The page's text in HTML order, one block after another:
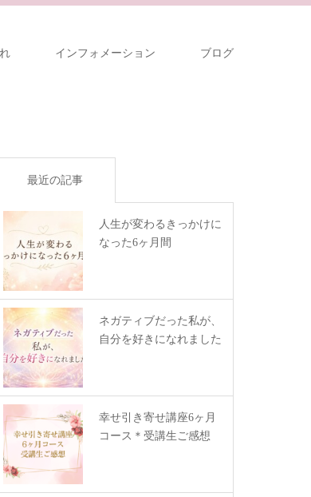
インフォメーション ブログ
最近の記事
人生が変わるきっかけに
なった6ヶ月間
ネガティブだった私が、
自分を好きになれました
幸せ引き寄せ講座6ヶ月
コース＊受講生ご感想